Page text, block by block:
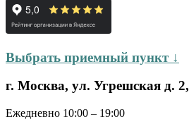
Выбрать приемный пункт ↓
г. Москва, ул. Угрешская д.
Ежедневно 10:00 – 19:00